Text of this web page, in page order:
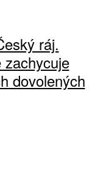
ráj.
zachycuje
dovolených